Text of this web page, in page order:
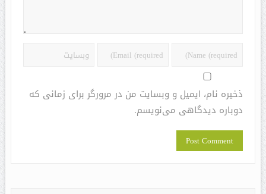
ذخیره نام، ایمیل و وبسایت من در مرورگر برای زمانی که
دوباره دیدگاهی می‌نویسم.